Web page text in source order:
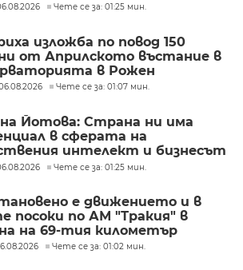
Чете се за: 01:25 мин.
изложба по повод 150
от Априлското въстание в
в Рожен
Чете се за: 01:07 мин.
Йотова: Страна ни има
в сферата на
интелект и бизнесът
тези перспективи
Чете се за: 01:25 мин.
е движението и в
посоки по АМ "Тракия" в
на 69-тия километър
Чете се за: 01:02 мин.